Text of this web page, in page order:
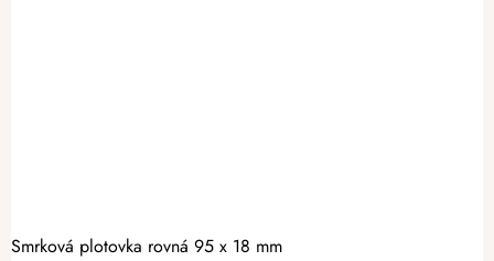
Smrková plotovka rovná 95 x 18 mm